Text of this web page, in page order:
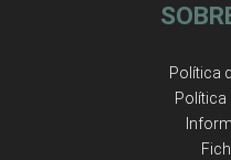
Política
Política